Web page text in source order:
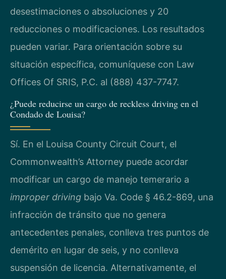
desestimaciones o absoluciones y 20
reducciones o modificaciones. Los resultados
pueden variar. Para orientación sobre su
situación específica, comuníquese con Law
Offices Of SRIS, P.C. al (888) 437-7747.
¿Puede reducirse un cargo de reckless driving en el
Condado de Louisa?
Sí. En el Louisa County Circuit Court, el
Commonwealth’s Attorney puede acordar
modificar un cargo de manejo temerario a
improper driving bajo Va. Code § 46.2-869, una
infracción de tránsito que no genera
antecedentes penales, conlleva tres puntos de
demérito en lugar de seis, y no conlleva
suspensión de licencia. Alternativamente, el